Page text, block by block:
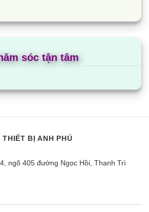
sóc tận tâm
BỊ ANH PHÚ
ngõ 405 đường Ngọc Hồi, Thanh Trì